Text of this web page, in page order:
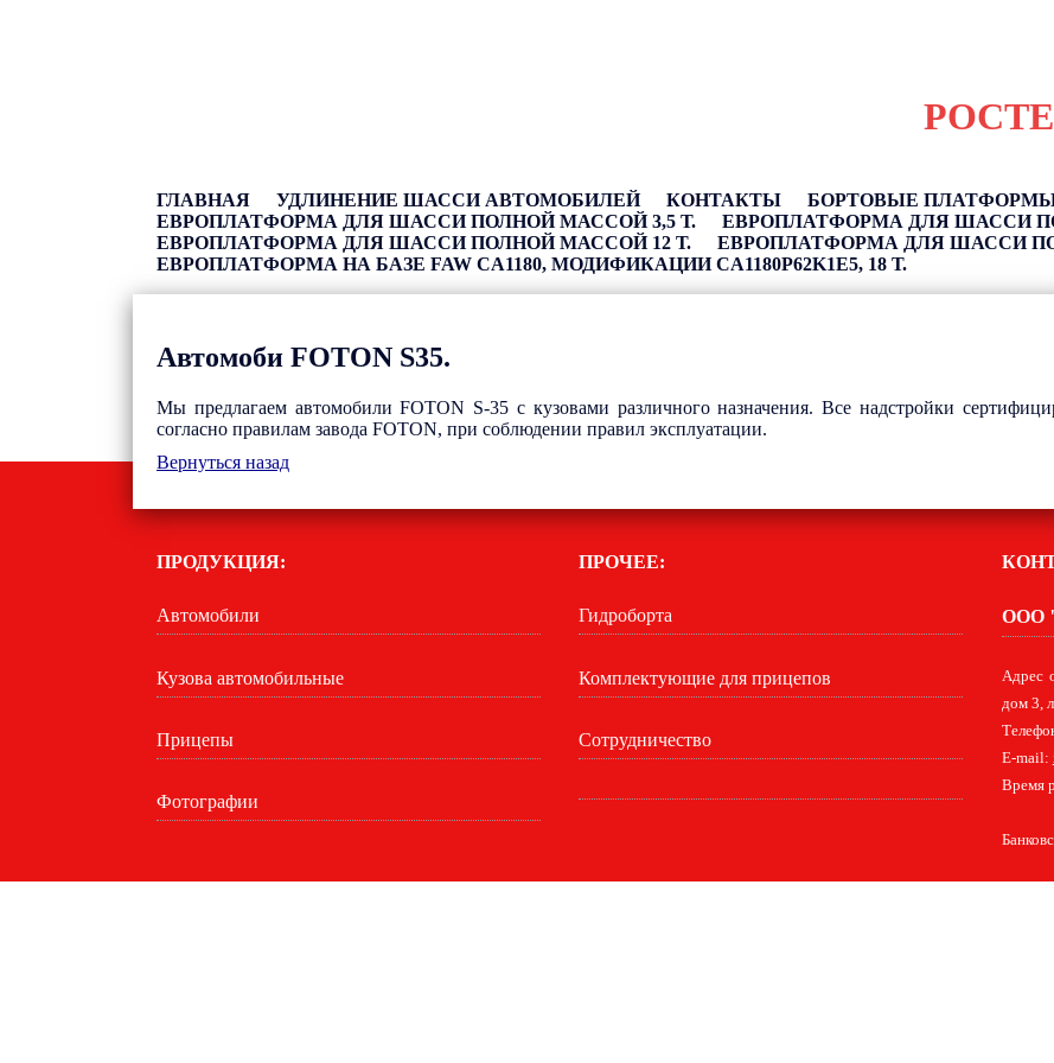
ГЛАВНАЯ УДЛИНЕНИЕ ШАССИ АВТОМОБИЛЕЙ КОНТАКТЫ
БОРТОВЫЕ
ЕВРОПЛАТФОРМА ДЛЯ ШАССИ ПОЛНОЙ МАССОЙ 3,5 Т.
ЕВРОПЛАТФОРМА ДЛЯ ШАССИ
ЕВРОПЛАТФОРМА ДЛЯ ШАССИ ПОЛНОЙ МАССОЙ 12 Т.
ЕВРОПЛАТФОРМА ДЛЯ ШАССИ
ЕВРОПЛАТФОРМА НА БАЗЕ FAW CA1180, МОДИФИКАЦИИ CA1180P62K1E5, 18 Т.
Автомоби FOTON S35.
Мы предлагаем автомобили FOTON S-35 с кузовами различного назначения. Все надстройки
согласно правилам завода FOTON, при соблюдении правил эксплуатации.
Вернуться назад
ПРОДУКЦИЯ:
Автомобили
Кузова автомобильные
Прицепы
Фотографии
ПРОЧЕЕ:
Гидроборта
Комплектующие для прицепов
Сотрудничество
ООО
Адрес
дом 3,
E-mail:
Время